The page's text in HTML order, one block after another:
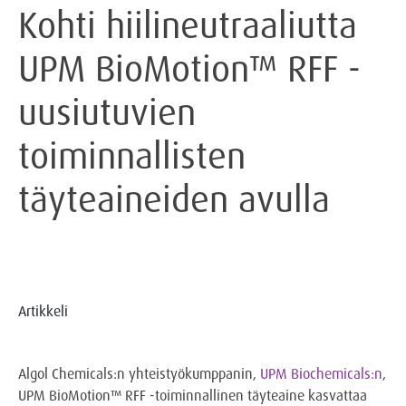
Kohti hiilineutraaliutta
UPM BioMotion™ RFF -
uusiutuvien
toiminnallisten
täyteaineiden avulla
Artikkeli
Algol Chemicals:n yhteistyökumppanin, UPM Biochemicals:n,
UPM BioMotion™ RFF -toiminnallinen täyteaine kasvattaa